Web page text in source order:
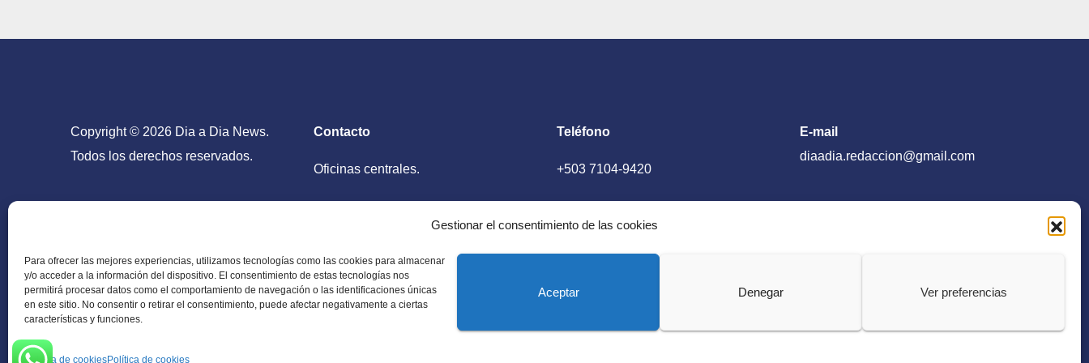
Gestionar el consentimiento de las cookies
Para ofrecer las mejores experiencias, utilizamos tecnologías como las cookies para almacenar
y/o acceder a la información del dispositivo. El consentimiento de estas tecnologías nos
permitirá procesar datos como el comportamiento de navegación o las identificaciones únicas
en este sitio. No consentir o retirar el consentimiento, puede afectar negativamente a ciertas
características y funciones.
Aceptar Denegar Ver preferencias
Política de cookiesPolítica de cookies
Copyright © 2026 Dia a Dia News.
Todos los derechos reservados.
Contacto
Oficinas centrales.
Teléfono
+503 7104-9420
E-mail
diaadia.redaccion@gmail.com
Periódico Digital en El Salvador, Centroamérica y Estados Unidos. Amplia